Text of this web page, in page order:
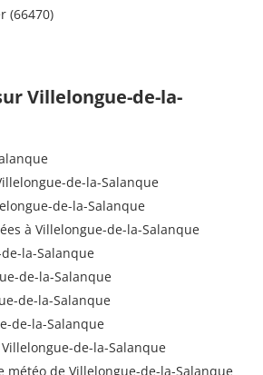
(66470)
Villelongue-de-la-
de-la-Salanque
de-la-Salanque
à Villelongue-de-la-Salanque
la-Salanque
de-la-Salanque
de-la-Salanque
de-la-Salanque
de-la-Salanque
météo de Villelongue-de-la-Salanque